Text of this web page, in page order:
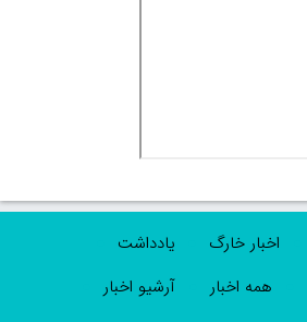
اخبار خارگ
یادداشت
همه اخبار
آرشیو اخبار